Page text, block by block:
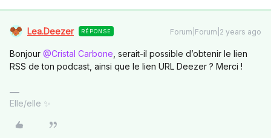
Lea.Deezer RÉPONSE Forum|Forum|2 years ago
Bonjour @Cristal Carbone , serait-il possible d’obtenir le lien
RSS de ton podcast, ainsi que le lien URL Deezer ? Merci !
Elle/elle ✨